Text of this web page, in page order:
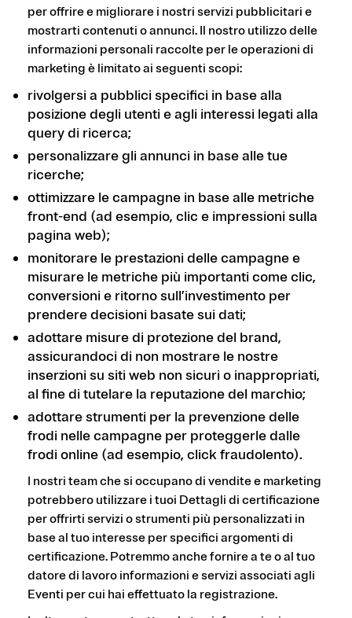
per offrire e migliorare i nostri servizi pubblicitari e
mostrarti contenuti o annunci. Il nostro utilizzo delle
informazioni personali raccolte per le operazioni di
marketing è limitato ai seguenti scopi:
rivolgersi a pubblici specifici in base alla
posizione degli utenti e agli interessi legati alla
query di ricerca;
personalizzare gli annunci in base alle tue
ricerche;
ottimizzare le campagne in base alle metriche
front-end (ad esempio, clic e impressioni sulla
pagina web);
monitorare le prestazioni delle campagne e
misurare le metriche più importanti come clic,
conversioni e ritorno sull’investimento per
prendere decisioni basate sui dati;
adottare misure di protezione del brand,
assicurandoci di non mostrare le nostre
inserzioni su siti web non sicuri o inappropriati,
al fine di tutelare la reputazione del marchio;
adottare strumenti per la prevenzione delle
frodi nelle campagne per proteggerle dalle
frodi online (ad esempio, click fraudolento).
I nostri team che si occupano di vendite e marketing
potrebbero utilizzare i tuoi Dettagli di certificazione
per offrirti servizi o strumenti più personalizzati in
base al tuo interesse per specifici argomenti di
certificazione. Potremmo anche fornire a te o al tuo
datore di lavoro informazioni e servizi associati agli
Eventi per cui hai effettuato la registrazione.